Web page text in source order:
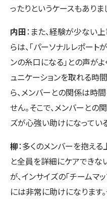
ったりというケースもありま
内田：また、経験が少ない
らは、「パーソナルレポート
ンの糸口になる」との声が
ュニケーションを取れる時
ら、メンバーとの関係は時
せん。そこで、メンバーと
ズが心強い助けになってい
柳：多くのメンバーを抱え
と全員を詳細にケアできな
が、インサイズの「チームマ
には非常に助けになります